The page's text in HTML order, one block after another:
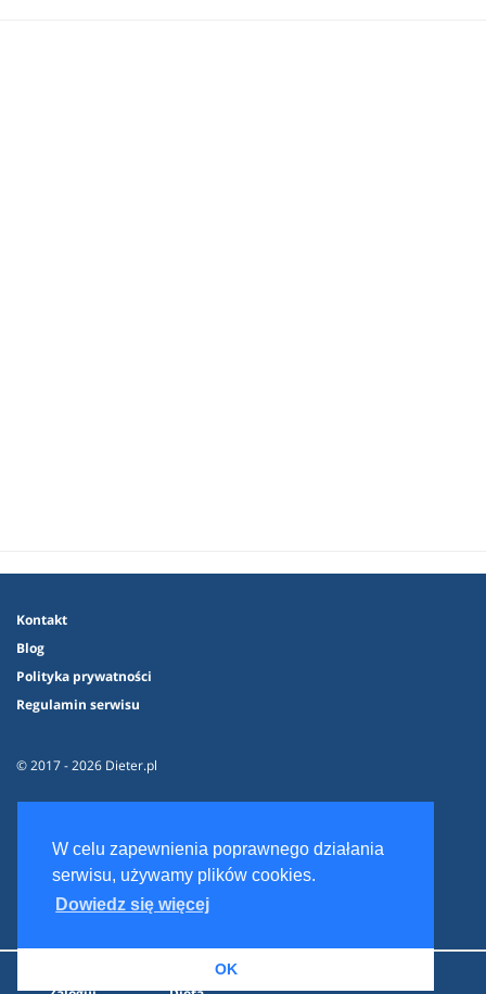
W celu zapewnienia poprawnego działania
serwisu, używamy plików cookies.
Dowiedz się więcej
OK
Kontakt
Blog
Polityka prywatności
Regulamin serwisu
© 2017 - 2026 Dieter.pl